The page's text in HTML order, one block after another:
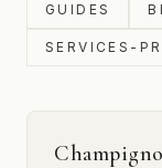
GUIDES
SERVICES-